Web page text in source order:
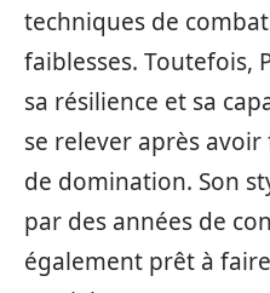
techniques de
faiblesses. Toutefois,
sa résilience et sa
se relever après
de domination. Son
par des années de
également prêt à